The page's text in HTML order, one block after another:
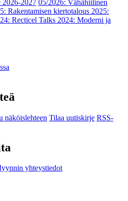
2026-2027 05/2026: Vähähiilinen
Rakentamisen kiertotalous 2025:
Recticel Talks 2024: Moderni ja
näköislehteen Tilaa uutiskirje RSS-
yhteystiedot